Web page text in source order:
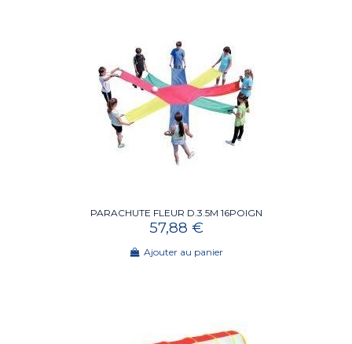
PARACHUTE FLEUR D.3.5M 16POIGN
57,88 €
Ajouter au panier